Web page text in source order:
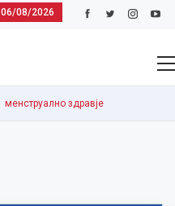
06/08/2026
менструално здравје